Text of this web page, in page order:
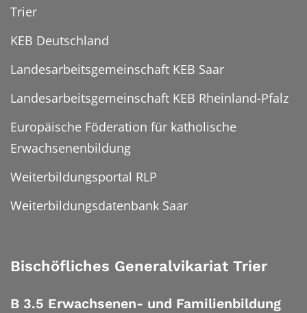
Trier
KEB Deutschland
Landesarbeitsgemeinschaft KEB Saar
Landesarbeitsgemeinschaft KEB Rheinland-Pfalz
Europäische Föderation für katholische
Erwachsenenbildung
Weiterbildungsportal RLP
Weiterbildungsdatenbank Saar
Bischöfliches Generalvikariat Trier
B 3.5 Erwachsenen- und Familienbildung